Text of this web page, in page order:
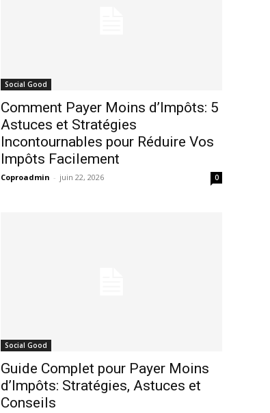
Social Good
Comment Payer Moins d’Impôts: 5
Astuces et Stratégies
Incontournables pour Réduire Vos
Impôts Facilement
Coproadmin - juin 22, 2026 0
Social Good
Guide Complet pour Payer Moins
d’Impôts: Stratégies, Astuces et
Conseils